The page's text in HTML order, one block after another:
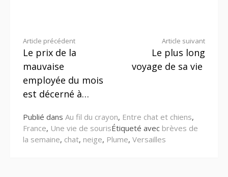
Lire
la
suite
Article précédent
Le prix de la
mauvaise
employée du mois
est décerné à…
Article suivant
Le plus long
voyage de sa vie
Publié dans Au fil du crayon, Entre chat et chiens,
France, Une vie de sourisÉtiqueté avec brèves de
la semaine, chat, neige, Plume, Versailles